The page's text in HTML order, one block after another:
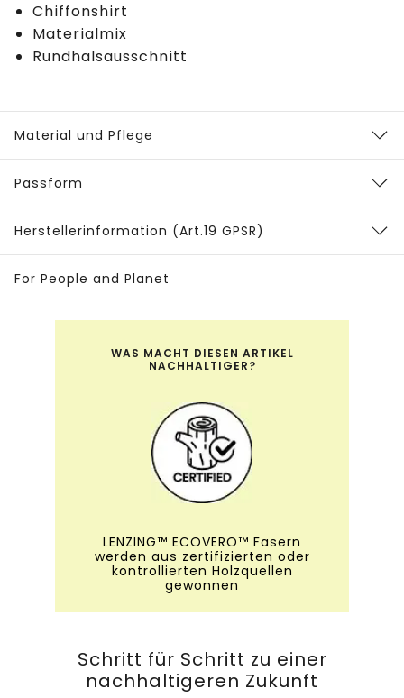
Chiffonshirt
Materialmix
Rundhalsausschnitt
Material und Pflege
Passform
Herstellerinformation (Art.19 GPSR)
For People and Planet
WAS MACHT DIESEN ARTIKEL
NACHHALTIGER?
LENZING™ ECOVERO™ Fasern
werden aus zertifizierten oder
kontrollierten Holzquellen
gewonnen
Schritt für Schritt zu einer
nachhaltigeren Zukunft